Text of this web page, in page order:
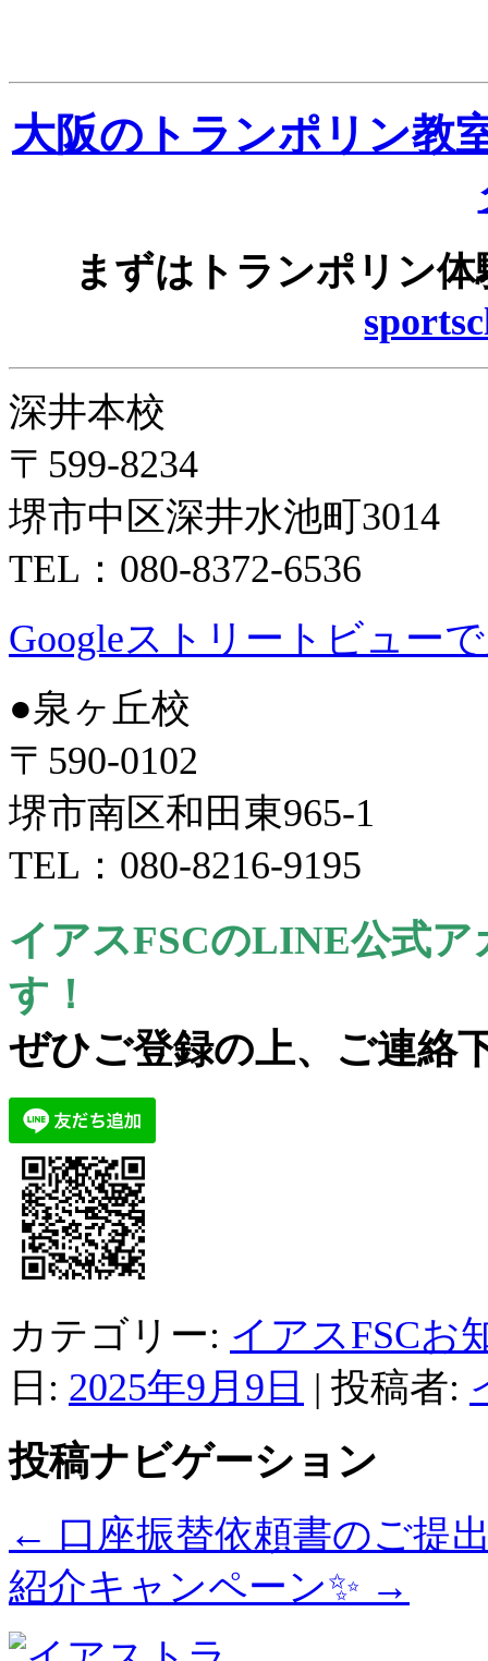
大阪のトランポリン教
まずはトランポリン
深井本校
〒599-8234
堺市中区深井水池町3014
TEL：080-8372-6536
Googleストリートビュー
●泉ヶ丘校
〒590-0102
堺市南区和田東965-1
TEL：080-8216-9195
イアスFSCのLINE公式
す！
ぜひご登録の上、ご連絡
カテゴリー: イアスFSCお
日: 2025年9月9日 | 投稿者:
投稿ナビゲーション
← 口座振替依頼書のご提
紹介キャンペーン✨ →